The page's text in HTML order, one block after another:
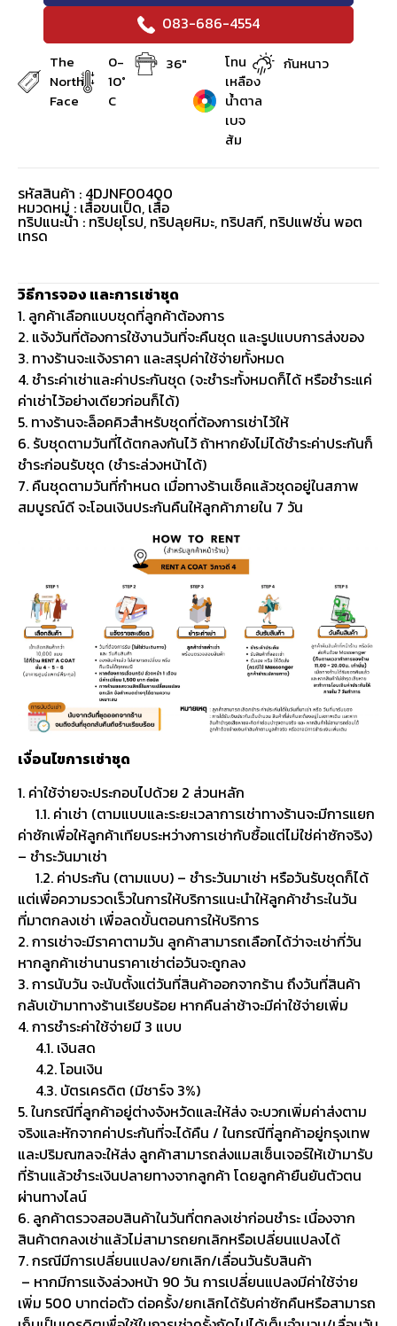
083-686-4554
The
North
Face
0-
10°
C
36"
โทน
เหลือง
น้ำตาล
เบจ
ส้ม
กันหนาว
รหัสสินค้า : 4DJNF00400
หมวดหมู่ : เสื้อขนเป็ด, เสื้อ
ทริปแนะนำ : ทริปยุโรป, ทริปลุยหิมะ, ทริปสกี, ทริปแฟชั่น พอต
เทรด
วิธีการจอง และการเช่าชุด
1. ลูกค้าเลือกแบบชุดที่ลูกค้าต้องการ
2. แจ้งวันที่ต้องการใช้งานวันที่จะคืนชุด และรูปแบบการส่งของ
3. ทางร้านจะแจ้งราคา และสรุปค่าใช้จ่ายทั้งหมด
4. ชำระค่าเช่าและค่าประกันชุด (จะชำระทั้งหมดก็ได้ หรือชำระแค่
ค่าเช่าไว้อย่างเดียวก่อนก็ได้)
5. ทางร้านจะล็อคคิวสำหรับชุดที่ต้องการเช่าไว้ให้
6. รับชุดตามวันที่ได้ตกลงกันไว้ ถ้าหากยังไม่ได้ชำระค่าประกันก็
ชำระก่อนรับชุด (ชำระล่วงหน้าได้)
7. คืนชุดตามวันที่กำหนด เมื่อทางร้านเช็คแล้วชุดอยู่ในสภาพ
สมบูรณ์ดี จะโอนเงินประกันคืนให้ลูกค้าภายใน 7 วัน
เงื่อนไขการเช่าชุด
1. ค่าใช้จ่ายจะประกอบไปด้วย 2 ส่วนหลัก
1.1. ค่าเช่า (ตามแบบและระยะเวลาการเช่าทางร้านจะมีการแยก
ค่าซักเพื่อให้ลูกค้าเทียบระหว่างการเช่ากับซื้อแต่ไม่ใช่ค่าซักจริง)
– ชำระวันมาเช่า
1.2. ค่าประกัน (ตามแบบ) – ชำระวันมาเช่า หรือวันรับชุดก็ได้
แต่เพื่อความรวดเร็วในการให้บริการแนะนำให้ลูกค้าชำระในวัน
ที่มาตกลงเช่า เพื่อลดขั้นตอนการให้บริการ
2. การเช่าจะมีราคาตามวัน ลูกค้าสามารถเลือกได้ว่าจะเช่ากี่วัน
หากลูกค้าเช่านานราคาเช่าต่อวันจะถูกลง
3. การนับวัน จะนับตั้งแต่วันที่สินค้าออกจากร้าน ถึงวันที่สินค้า
กลับเข้ามาทางร้านเรียบร้อย หากคืนล่าช้าจะมีค่าใช้จ่ายเพิ่ม
4. การชำระค่าใช้จ่ายมี 3 แบบ
4.1. เงินสด
4.2. โอนเงิน
4.3. บัตรเครดิต (มีชาร์จ 3%)
5. ในกรณีที่ลูกค้าอยู่ต่างจังหวัดและให้ส่ง จะบวกเพิ่มค่าส่งตาม
จริงและหักจากค่าประกันที่จะได้คืน / ในกรณีที่ลูกค้าอยู่กรุงเทพ
และปริมณฑลจะให้ส่ง ลูกค้าสามารถส่งแมสเซ็นเจอร์ให้เข้ามารับ
ที่ร้านแล้วชำระเงินปลายทางจากลูกค้า โดยลูกค้ายืนยันตัวตน
ผ่านทางไลน์
6. ลูกค้าตรวจสอบสินค้าในวันที่ตกลงเช่าก่อนชำระ เนื่องจาก
สินค้าตกลงเช่าแล้วไม่สามารถยกเลิกหรือเปลี่ยนแปลงได้
7. กรณีมีการเปลี่ยนแปลง/ยกเลิก/เลื่อนวันรับสินค้า
– หากมีการแจ้งล่วงหน้า 90 วัน การเปลี่ยนแปลงมีค่าใช้จ่าย
เพิ่ม 500 บาทต่อตัว ต่อครั้ง/ยกเลิกได้รับค่าซักคืนหรือสามารถ